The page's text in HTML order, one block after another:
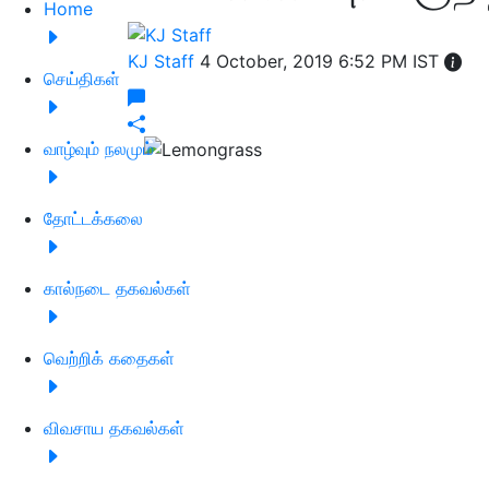
Home
செய்திகள்
வாழ்வும் நலமும்
தோட்டக்கலை
கால்நடை தகவல்கள்
வெற்றிக் கதைகள்
விவசாய தகவல்கள்
KJ Staff 4 October, 2019 6:52 PM IST